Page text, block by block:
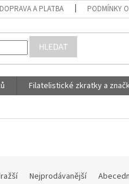
DOPRAVA A PLATBA PODMÍNKY
HLEDAT
Filatelistické zkratky a
Nejprodávanější